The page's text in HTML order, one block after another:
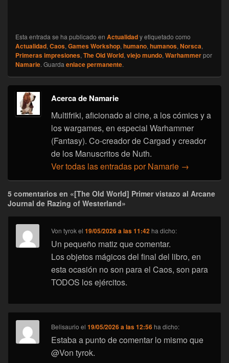
Esta entrada se ha publicado en Actualidady etiquetado como
Actualidad,Caos,Games Workshop,humano,humanos,Norsca,
Primeras impresiones,The Old World,viejo mundo,Warhammerpor
Namarie. Guardaenlace permanente.
Acerca de Namarie
Multifriki, aficionado al cine, a los cómics y a
los wargames, en especial Warhammer
(Fantasy). Co-creador de Cargad y creador
de los Manuscritos de Nuth.
Ver todas las entradas por Namarie →
5 comentarios en «[The Old World] Primer vistazo al Arcane
Journal de Razing of Westerland»
Von tyrokel19/05/2026 a las 11:42 ha dicho:
Un pequeño matiz que comentar.
Los objetos mágicos del final del libro, en
esta ocasión no son para el Caos, son para
TODOS los ejércitos.
Belisaurio el19/05/2026 a las 12:56 ha dicho:
Estaba a punto de comentar lo mismo que
@Von tyrok.